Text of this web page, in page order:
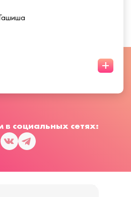
+
социальных сетях: